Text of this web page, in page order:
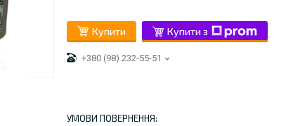
Купити Купити з
+380 (98) 232-55-51